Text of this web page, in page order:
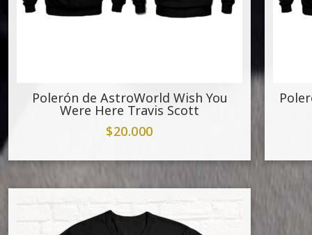
Polerón de AstroWorld Wish You
Were Here Travis Scott
$20.000